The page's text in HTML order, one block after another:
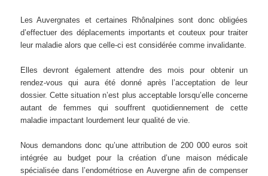
Les Auvergnates et certaines Rhônalpines sont donc obligées
d’effectuer des déplacements importants et couteux pour traiter
leur maladie alors que celle-ci est considérée comme invalidante.
Elles devront également attendre des mois pour obtenir un
rendez-vous qui aura été donné après l’acceptation de leur
dossier. Cette situation n’est plus acceptable lorsqu’elle concerne
autant de femmes qui souffrent quotidiennement de cette
maladie impactant lourdement leur qualité de vie.
Nous demandons donc qu’une attribution de 200 000 euros soit
intégrée au budget pour la création d’une maison médicale
spécialisée dans l’endométriose en Auvergne afin de compenser